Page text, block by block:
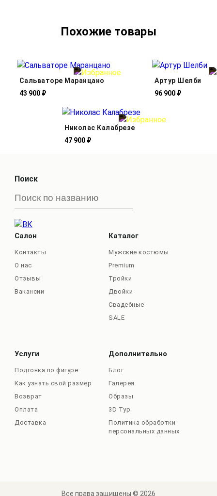
Похожие товары
Сальваторе Маранцано
43 900 ₽
Артур Шелби
96 900 ₽
Николас Калабрезе
47 900 ₽
Поиск
Салон
Контакты
О нас
Отзывы
Вакансии
Каталог
Мужские костюмы
Premium
Тройки
Двойки
Свадебные
SALE
Услуги
Подгонка по фигуре
Как узнать свой размер
Возврат
Оплата
Доставка
Дополнительно
Блог
Галерея
Образы
3D Тур
Политика обработки
персональных данных
Все права защищены © 2026